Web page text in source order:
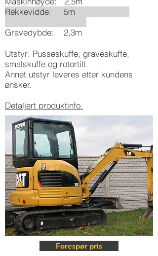
Rekkevidde: 5m
Gravedybde: 2,3m
Utstyr: Pusseskuffe, graveskuffe,
smalskuffe og rotortilt.
Annet utstyr leveres etter kundens
ønsker.
Detaljert produktinfo.
Forespør pris